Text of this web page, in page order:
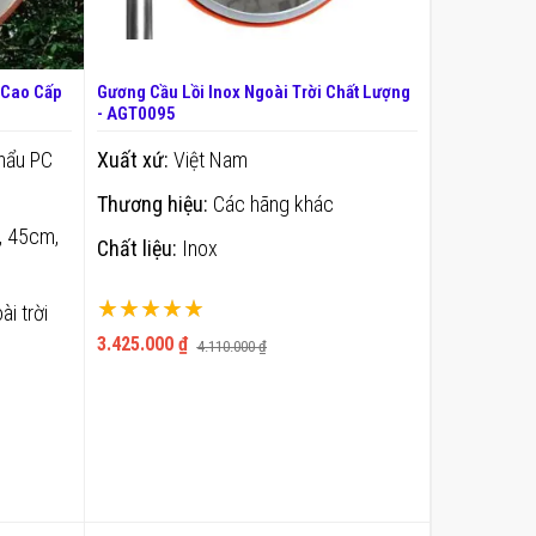
PC
45cm,
trời
Gương Cầu Lồi Inox Ngoài Trời Chất Lượng
- AGT0095
Xếp hạng:
100%
3.425.000 ₫ 4.110.000 ₫
Xuất xứ: Việt Nam
Thương hiệu: Các hãng khác
Chất liệu: Inox